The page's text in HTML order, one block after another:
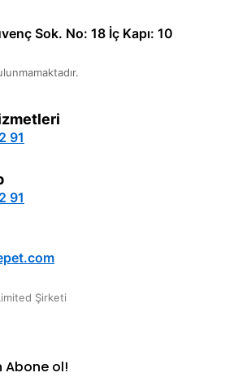
Sok. No: 18 İç Kapı: 10
91
91
Şirketi
Abone ol!